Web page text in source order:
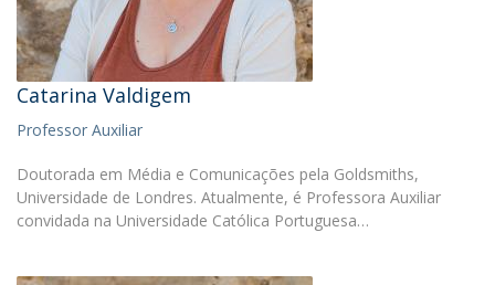
Catarina Valdigem
Professor Auxiliar
Doutorada em Média e Comunicações pela Goldsmiths,
Universidade de Londres. Atualmente, é Professora Auxiliar
convidada na Universidade Católica Portuguesa…